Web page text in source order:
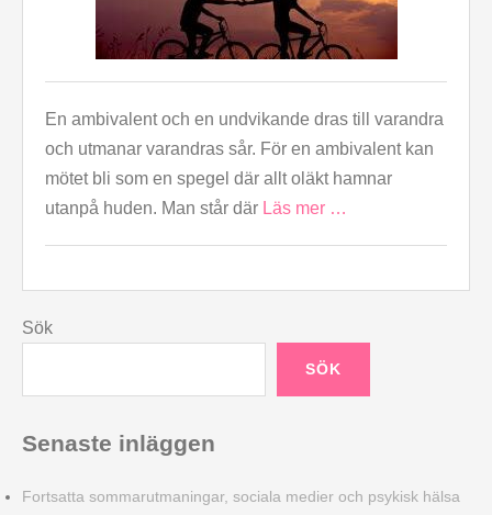
En ambivalent och en undvikande dras till varandra
och utmanar varandras sår. För en ambivalent kan
mötet bli som en spegel där allt oläkt hamnar
utanpå huden. Man står där Läs mer …
Sök
SÖK
Senaste inläggen
Fortsatta sommarutmaningar, sociala medier och psykisk hälsa